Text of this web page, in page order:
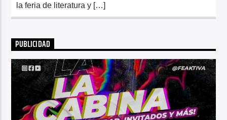
la feria de literatura y […]
PUBLICIDAD